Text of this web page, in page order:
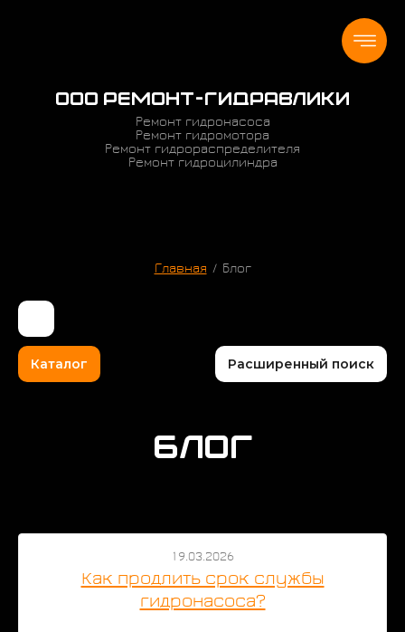
ООО РЕМОНТ-ГИДРАВЛИКИ
Ремонт гидронасоса
Ремонт гидромотора
Ремонт гидрораспределителя
Ремонт гидроцилиндра
Главная / Блог
Каталог Расширенный поиск
Блог
19.03.2026
Как продлить срок службы
гидронасоса?